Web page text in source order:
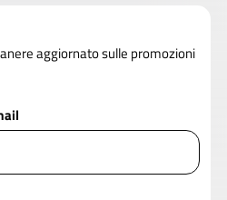
aggiornato sulle promozioni